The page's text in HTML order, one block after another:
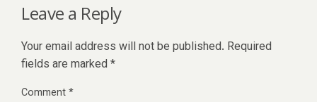
Leave a Reply
Your email address will not be published. Required
fields are marked *
Comment*